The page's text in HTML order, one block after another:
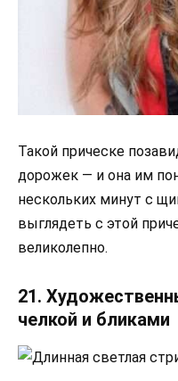
Такой прическе
дорожек — и она им
нескольких минут с
выглядеть с этой
великолепно.
21.
челкой и бликами